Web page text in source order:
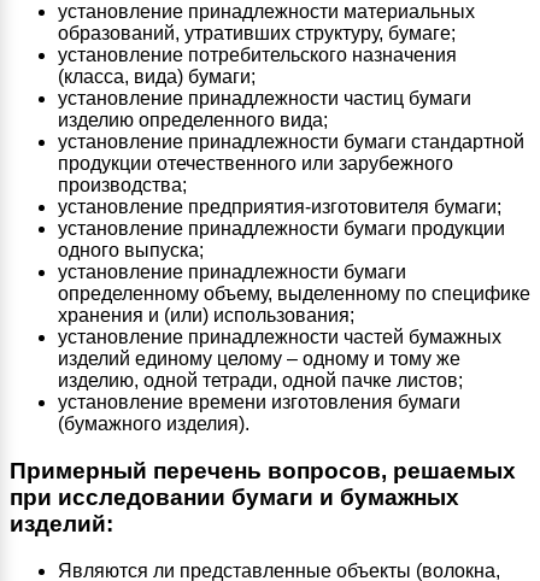
установление принадлежности материальных
образований, утративших структуру, бумаге;
установление потребительского назначения
(класса, вида) бумаги;
установление принадлежности частиц бумаги
изделию определенного вида;
установление принадлежности бумаги стандартной
продукции отечественного или зарубежного
производства;
установление предприятия-изготовителя бумаги;
установление принадлежности бумаги продукции
одного выпуска;
установление принадлежности бумаги
определенному объему, выделенному по специфике
хранения и (или) использования;
установление принадлежности частей бумажных
изделий единому целому – одному и тому же
изделию, одной тетради, одной пачке листов;
установление времени изготовления бумаги
(бумажного изделия).
Примерный перечень вопросов, решаемых
при исследовании бумаги и бумажных
изделий:
Являются ли представленные объекты (волокна,